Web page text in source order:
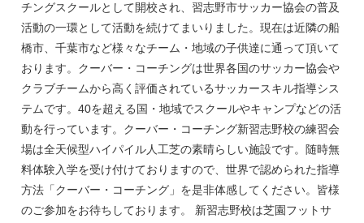
チングスクールとして開校され、習志野市サッカー協会の普及
活動の一環として活動を続けてまいりました。現在は近隣の船
橋市、千葉市など様々なチーム・地域の子供達に通って頂いて
おります。クーバー・コーチングは世界各国のサッカー協会や
クラブチームから高く評価されているサッカースキル指導シス
テムです。40を超える国・地域でスクールやキャンプなどの活
動を行っています。クーバー・コーチング新習志野校の練習会
場は全天候型ハイパイル人工芝の素晴らしい施設です。随時無
料体験入学を受け付けておりますので、世界で認められた指導
方法「クーバー・コーチング」を是非体感してください。皆様
のご参加をお待ちしております。 新習志野校は芝園フットサ